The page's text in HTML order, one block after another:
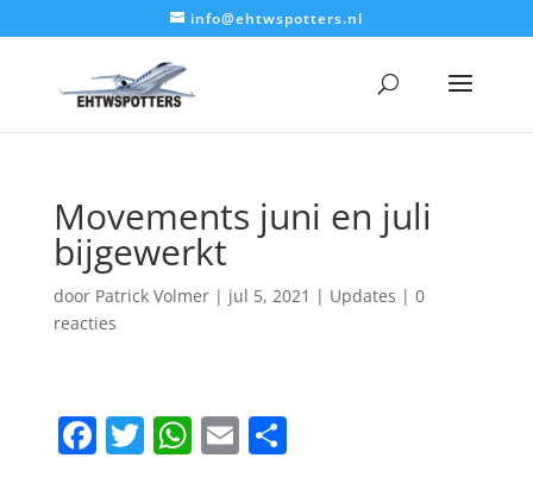
info@ehtwspotters.nl
Movements juni en juli
bijgewerkt
door Patrick Volmer| jul 5, 2021 | Updates | 0
reacties
F T W E D